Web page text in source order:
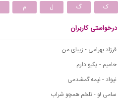
ک
گ ل م
درخواستی کاربران
فرزاد بهرامی - زیبای من
حامیم - یکیو دارم
نیواد - نیمه گمشدمی
سامی لو - تلخم همچو شراب